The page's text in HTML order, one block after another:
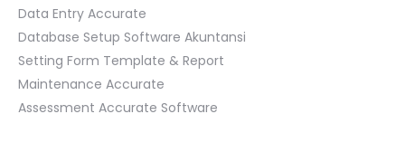
Data Entry Accurate
Database Setup Software Akuntansi
Setting Form Template & Report
Maintenance Accurate
Assessment Accurate Software